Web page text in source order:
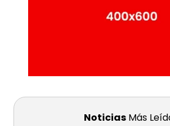
Noticias Más